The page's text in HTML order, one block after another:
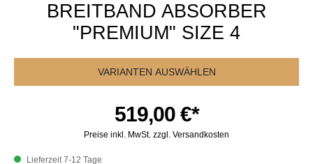
BREITBAND ABSORBER
"PREMIUM" SIZE 4
VARIANTEN AUSWÄHLEN
519,00 €*
Preise inkl. MwSt. zzgl. Versandkosten
Lieferzeit 7-12 Tage